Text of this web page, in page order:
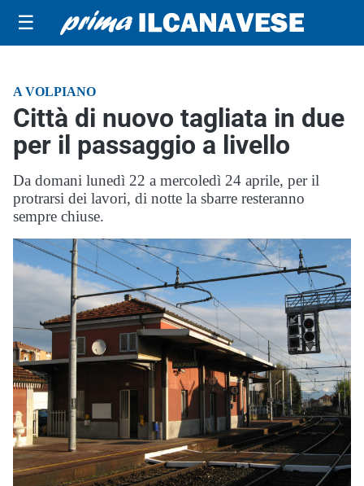
☰
A VOLPIANO
Città di nuovo tagliata in due
per il passaggio a livello
Da domani lunedì 22 a mercoledì 24 aprile, per il
protrarsi dei lavori, di notte la sbarre resteranno
sempre chiuse.